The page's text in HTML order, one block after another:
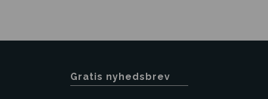
Gratis nyhedsbrev